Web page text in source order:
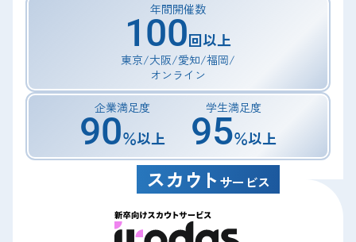
年間開催数
100回以上
東京/大阪/愛知/福岡/
オンライン
企業満足度
90％以上
学生満足度
95％以上
スカ ウ トサービス